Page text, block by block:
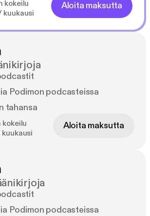
kokeilu
Aloita maksutta
Podimon podcasteissa
tahansa
kokeilu
Aloita maksutta
Podimon podcasteissa